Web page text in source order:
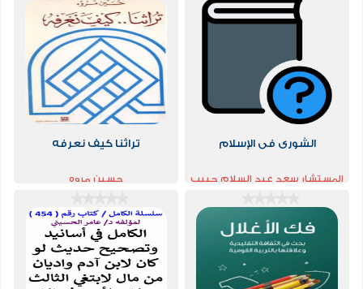
الشورى فى الإسلام
المستشار سعد عبد السلام حبيب
تراثنا كيف نعرفه
حسين مروه